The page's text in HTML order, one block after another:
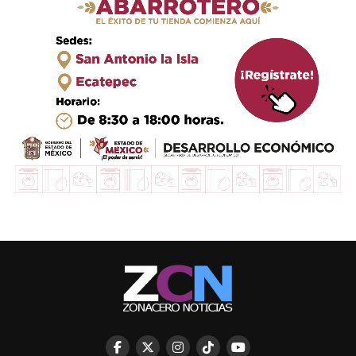
STAFF / Zona Cero Noticias